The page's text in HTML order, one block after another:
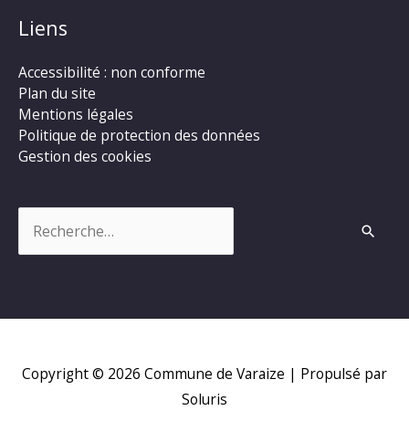
Liens
Accessibilité : non conforme
Plan du site
Mentions légales
Politique de protection des données
Gestion des cookies
Copyright © 2026 Commune de Varaize | Propulsé par
Soluris